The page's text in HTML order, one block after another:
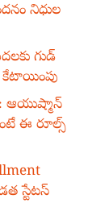
నిధుల
గుడ్
కేటాయింపు
ఆయుష్మాన్
ఈ రూల్స్
స్టేటస్